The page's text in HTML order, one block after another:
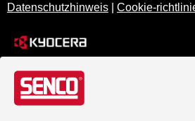
Datenschutzhinweis
Cookie-